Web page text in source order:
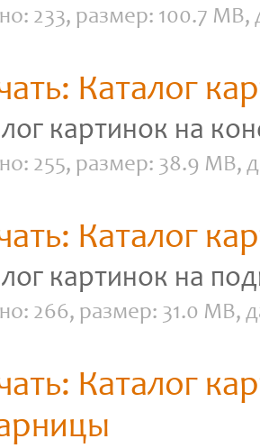
233, размер: 100.7 MB,
Каталог
картинок на
255, размер: 38.9 MB,
Каталог
картинок на
266, размер: 31.0 MB,
Каталог